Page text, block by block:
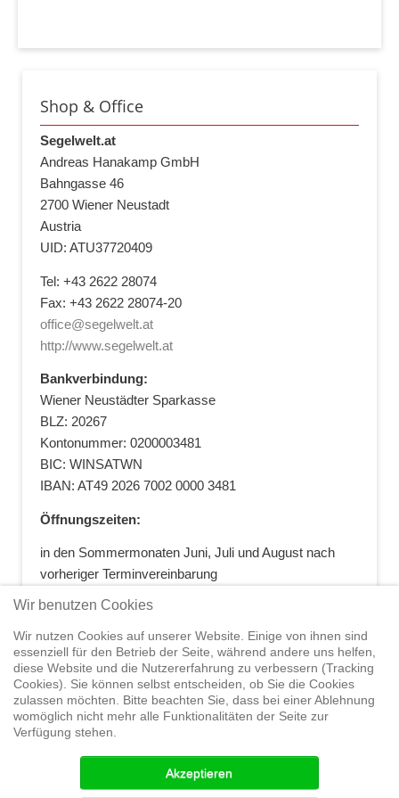
Shop & Office
Segelwelt.at
Andreas Hanakamp GmbH
Bahngasse 46
2700 Wiener Neustadt
Austria
UID: ATU37720409
Tel: +43 2622 28074
Fax: +43 2622 28074-20
office@segelwelt.at
http://www.segelwelt.at
Bankverbindung:
Wiener Neustädter Sparkasse
BLZ: 20267
Kontonummer: 0200003481
BIC: WINSATWN
IBAN: AT49 2026 7002 0000 3481
Öffnungszeiten:
in den Sommermonaten Juni, Juli und August nach
vorheriger Terminvereinbarung
Home Shop Trainings Segeltörns Service
Elvstrøm
Sails Yachthandel Sicherheit auf
Wir benutzen Cookies
Wir nutzen Cookies auf unserer Website. Einige von ihnen sind
essenziell für den Betrieb der Seite, während andere uns helfen,
diese Website und die Nutzererfahrung zu verbessern (Tracking
Cookies). Sie können selbst entscheiden, ob Sie die Cookies
zulassen möchten. Bitte beachten Sie, dass bei einer Ablehnung
womöglich nicht mehr alle Funktionalitäten der Seite zur
Verfügung stehen.
Akzeptieren